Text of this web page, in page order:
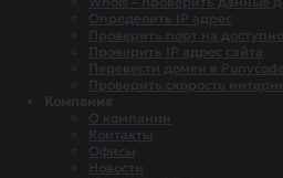
Определить IP адрес
Проверить порт на
Проверить IP адрес сайта
Перевести домен в Punycode
Проверить скорость
Компания
О компании
Контакты
Офисы
Новости